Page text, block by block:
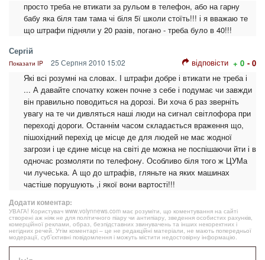
просто треба не втикати за рульом в телефон, або на гарну
бабу яка біля там тама чі біля 5ї школи стоїть!!! і я вважаю те
що штрафи підняли у 20 разів, погано - треба було в 40!!!
Сергій
Показати IP 25 Серпня 2010 15:02 відповісти + 0 - 0
Які всі розумні на словах. І штрафи добре і втикати не треба і
... А давайте спочатку кожен почне з себе і подумає чи завжди
він правильно поводиться на дорозі. Ви хоча б раз зверніть
увагу на те чи дивляться наші люди на сигнал світлофора при
переході дороги. Останнім часом складається враження що,
пішохідний перехід це місце де для людей не має жодної
загрози і це єдине місце на світі де можна не поспішаючи йти і в
одночас розмоляти по телефону. Особливо біля того ж ЦУМа
чи лучеська. А що до штрафів, гляньте на яких машинах
частіше порушують ,і якої вони вартості!!!
Додати коментар:
УВАГА! Користувач www.volynnews.com має розуміти, що коментування на сайті
створені аж ніяк не для політичного піару чи антипіару, зведення особистих рахунків,
комерційної реклами, образ, безпідставних звинувачень та інших некоректних і
негідних речей. Утім коментарі – це не редакційні матеріали, не мають попередньої
модерації, суб’єктивні повідомлення і можуть містити недостовірну інформацію.